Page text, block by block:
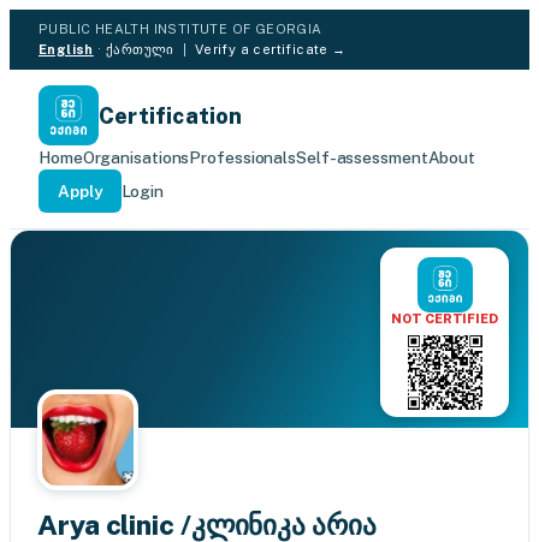
PUBLIC HEALTH INSTITUTE OF GEORGIA
English ·ქართული Verify a certificate →
Certification
HomeOrganisationsProfessionalsSelf-assessmentAbout
Apply
Login
NOT CERTIFIED
Arya clinic /კლინიკა არია